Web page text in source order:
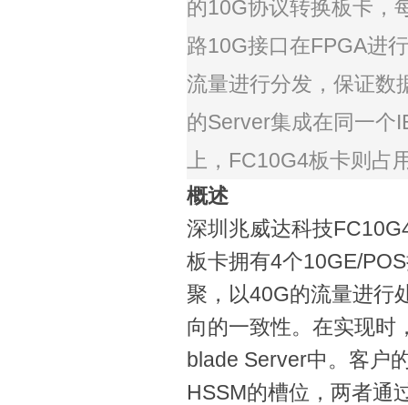
的10G协议转换板卡，
路10G接口在FPGA进
流量进行分发，保证数
的Server集成在同一个
上， FC10G4板卡则占
概述
深圳兆威达科技
板卡拥有4个10GE/POS
聚，以40G的流量进行
向的一致性。在实现时
blade Server中。客户
HSSM的槽位，两者通